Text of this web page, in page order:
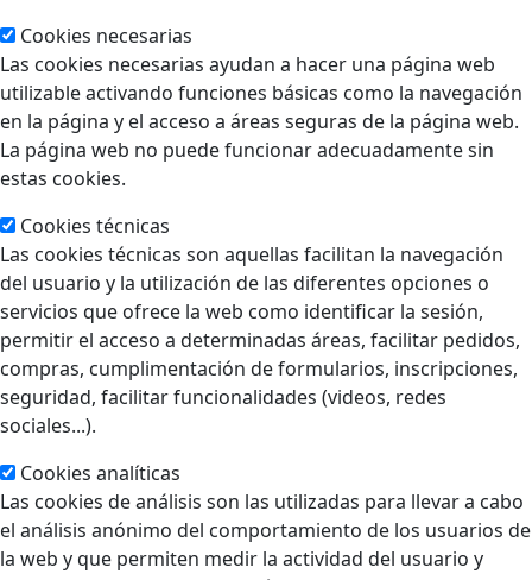
Cookies necesarias
Las cookies necesarias ayudan a hacer una página web
utilizable activando funciones básicas como la navegación
en la página y el acceso a áreas seguras de la página web.
La página web no puede funcionar adecuadamente sin
estas cookies.
Cookies técnicas
Las cookies técnicas son aquellas facilitan la navegación
del usuario y la utilización de las diferentes opciones o
servicios que ofrece la web como identificar la sesión,
permitir el acceso a determinadas áreas, facilitar pedidos,
compras, cumplimentación de formularios, inscripciones,
seguridad, facilitar funcionalidades (videos, redes
sociales...).
Cookies analíticas
Las cookies de análisis son las utilizadas para llevar a cabo
el análisis anónimo del comportamiento de los usuarios de
la web y que permiten medir la actividad del usuario y